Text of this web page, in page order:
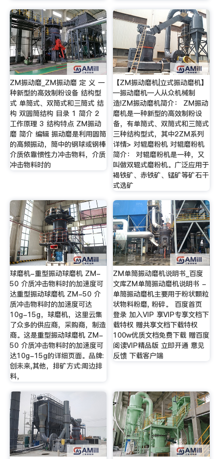
ZM振动磨_ZM振动磨 定 义 一
种新型的高效制粉设备 结构型
式 单筒式、双筒式和三筒式 结
构 双圆筒结构 目录 1 简介 2
工作原理 3 结构特点 ZM振动
磨 简介 编辑 振动磨是利用圆筒
的高频振动，筒中的钢球或钢棒
介质依靠惯性力冲击物料，介质
冲击物料时的
【ZM振动磨机|立式振动磨机】
—振动磨机—人从众机械制
造!ZM振动磨机简介： ZM振动
磨机是一种新型的高效制粉设
备，有单筒式、双筒式和三筒式
三种结构型式，其中2ZM系列
详情> 对辊磨粉机 对辊磨粉机
简介： 对辊磨粉机是一种，又
叫做双辊式磨粉机。广泛应用于
褐铁矿、赤铁矿、锰矿等矿石干
式选矿
球磨机-重型振动球磨机 ZM-
50 介质冲击物料时的加速度可
达重型振动球磨机 ZM-50 介
质冲击物料时的加速度可达
10g-15g，球磨机，这里云集
了众多的供应商，采购商，制造
商。这是重型振动球磨机 ZM-
50 介质冲击物料时的加速度可
达10g-15g的详细页面。品牌:
创未来,其他，排矿方式:周边排
料，
ZM单筒振动磨机说明书_百度
文库ZM单筒振动磨机说明书 -
单筒振动磨机主要用于粉状颗粒
状物料粉磨, 粉碎。 百度首页
登录 加入VIP 享VIP专享文档下
载特权 赠共享文档下载特权
100w优质文档免费下载 赠百度
阅读VIP精品版 立即开通 意见
反馈 下载客户端